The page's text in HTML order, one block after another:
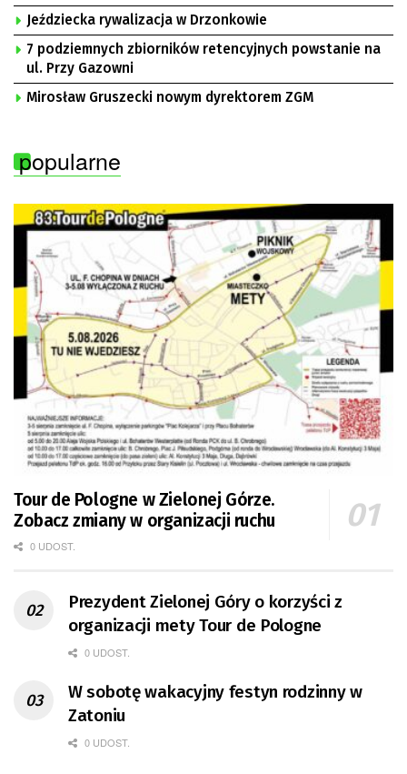
Jeździecka rywalizacja w Drzonkowie
7 podziemnych zbiorników retencyjnych powstanie na
ul. Przy Gazowni
Mirosław Gruszecki nowym dyrektorem ZGM
popularne
Tour de Pologne w Zielonej Górze.
Zobacz zmiany w organizacji ruchu
0 UDOST.
Prezydent Zielonej Góry o korzyści z
organizacji mety Tour de Pologne
0 UDOST.
W sobotę wakacyjny festyn rodzinny w
Zatoniu
0 UDOST.